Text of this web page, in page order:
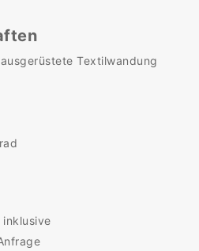
Textilwandung
inklusive